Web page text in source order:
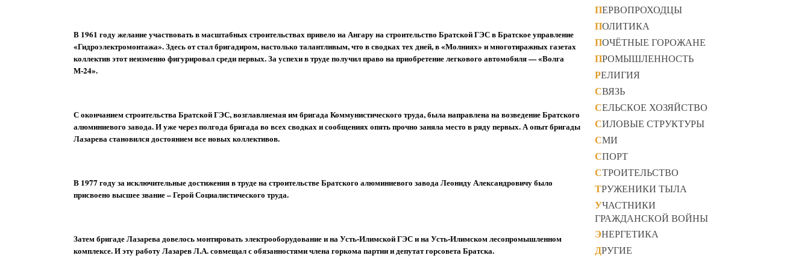
В 1961 году желание участвовать в масштабных строительствах привело на Ангару на строительство Братской ГЭС в Братское управление
«Гидроэлектромонтажа». Здесь от стал бригадиром, настолько талантливым, что в сводках тех дней, в «Молниях» и многотиражных газетах
коллектив этот неизменно фигурировал среди первых. За успехи в труде получил право на приобретение легкового автомобиля — «Волга
М-24».
С окончанием строительства Братской ГЭС, возглавляемая им бригада Коммунистического труда, была направлена на возведение Братского
алюминиевого завода. И уже через полгода бригада во всех сводках и сообщениях опять прочно заняла место в ряду первых. А опыт бригады
Лазарева становился достоянием все новых коллективов.
В 1977 году за исключительные достижения в труде на строительстве Братского алюминиевого завода Леониду Александровичу было
присвоено высшее звание – Герой Социалистического труда.
Затем бригаде Лазарева довелось монтировать электрооборудование и на Усть-Илимской ГЭС и на Усть-Илимском лесопромышленном
комплексе. И эту работу Лазарев Л.А. совмещал с обязанностями члена горкома партии и депутат горсовета Братска.
ПЕРВОПРОХОДЦЫ
ПОЛИТИКА
ПОЧЁТНЫЕ ГОРОЖАНЕ
ПРОМЫШЛЕННОСТЬ
РЕЛИГИЯ
СВЯЗЬ
СЕЛЬСКОЕ ХОЗЯЙСТВО
СИЛОВЫЕ СТРУКТУРЫ
СМИ
СПОРТ
СТРОИТЕЛЬСТВО
ТРУЖЕНИКИ ТЫЛА
УЧАСТНИКИ
ГРАЖДАНСКОЙ ВОЙНЫ
ЭНЕРГЕТИКА
ДРУГИЕ